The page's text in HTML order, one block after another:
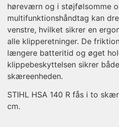
høreværn og i støjfølsomme
multifunktionshåndtag kan
venstre, hvilket sikrer en
alle klipperetninger. De
længere batteritid og øget
klippebeskyttelsen sikrer
skæreenheden.
STIHL HSA 140 R fås i to
cm.